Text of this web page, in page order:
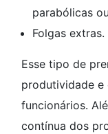
parabólicas
Folgas extras.
Esse tipo de
produtividade e
funcionários.
contínua dos